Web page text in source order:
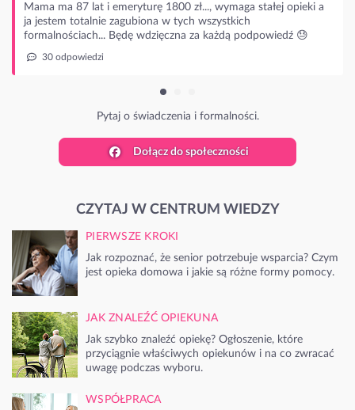
zł..., wymaga stałej opieki a
tych wszystkich
za każdą podpowiedź 😓
Dołącz do społeczności
CZYTAJ W CENTRUM WIEDZY
PIERWSZE KROKI
Jak rozpoznać, że senior potrzebuje wsparcia? Czym
jest opieka domowa i jakie są różne formy pomocy.
JAK ZNALEŹĆ OPIEKUNA
Jak szybko znaleźć opiekę? Ogłoszenie, które
przyciągnie właściwych opiekunów i na co zwracać
uwagę podczas wyboru.
WSPÓŁPRACA